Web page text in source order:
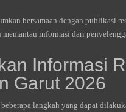
bersamaan dengan publikasi
informasi dari
Informasi
Garut 2026
langkah yang dapat